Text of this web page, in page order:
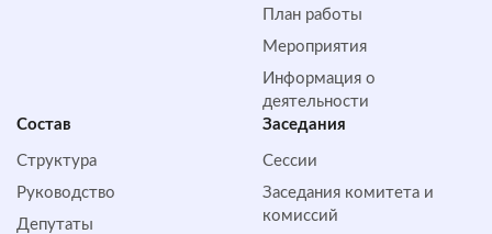
План работы
Мероприятия
Информация о
деятельности
Состав
Структура
Руководство
Депутаты
Заседания
Сессии
Заседания комитета и
комиссий